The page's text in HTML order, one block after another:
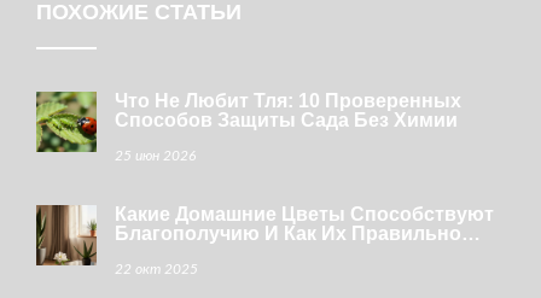
ПОХОЖИЕ СТАТЬИ
Что Не Любит Тля: 10 Проверенных
Способов Защиты Сада Без Химии
25 июн 2026
Какие Домашние Цветы Способствуют
Благополучию И Как Их Правильно
22 окт 2025